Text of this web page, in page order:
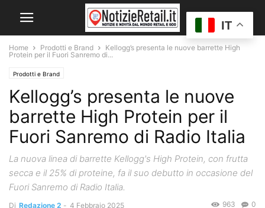
Home Prodotti e Brand
Kellogg’s presenta le nuove barrette High
Protein per il Fuori Sanremo di...
Prodotti e Brand
Kellogg’s presenta le nuove
barrette High Protein per il
Fuori Sanremo di Radio Italia
La nuova linea di barrette Kellogg's High Protein, con frutta
secca e il 25% di proteine, fa il suo debutto in occasione del
Fuori Sanremo di Radio Italia.
Di Redazione 2 - 4 Febbraio 2025 0
963
IT